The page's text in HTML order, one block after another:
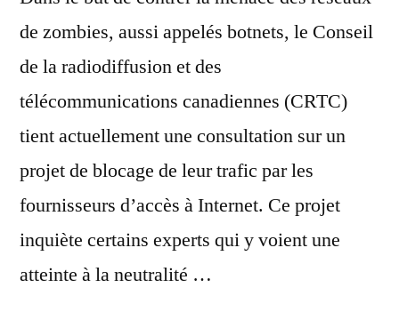
de zombies, aussi appelés botnets, le Conseil
de la radiodiffusion et des
télécommunications canadiennes (CRTC)
tient actuellement une consultation sur un
projet de blocage de leur trafic par les
fournisseurs d’accès à Internet. Ce projet
inquiète certains experts qui y voient une
atteinte à la neutralité …